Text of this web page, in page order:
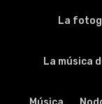
La
La música